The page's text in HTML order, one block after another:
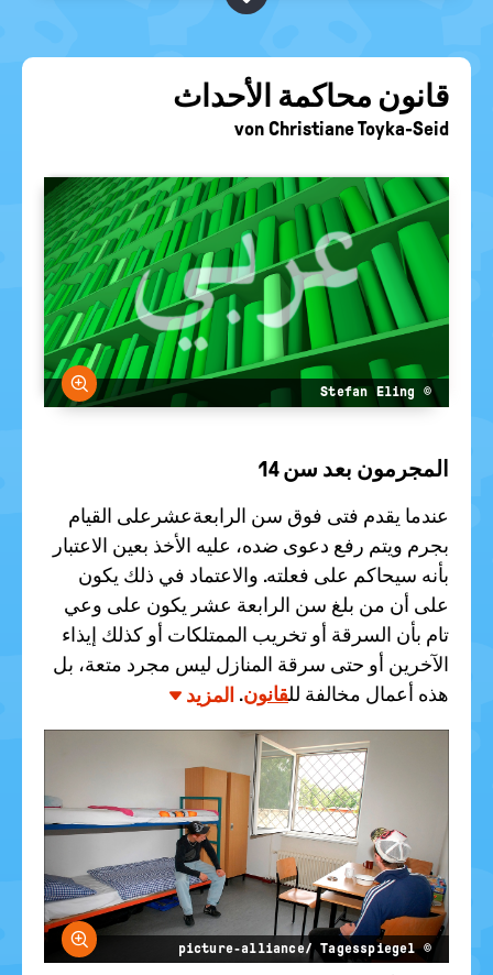
politische
EURE AKTUELLEN FRAGEN...
قانون محاكمة الأحداث
von Christiane Toyka-Seid
© Stefan Eling
المجرمون بعد سن 14
عندما يقدم فتى فوق سن الرابعةعشرعلى القيام
بجرم ويتم رفع دعوى ضده، عليه الأخذ بعين الاعتبار
بأنه سيحاكم على فعلته. والاعتماد في ذلك يكون
على أن من بلغ سن الرابعة عشر يكون على وعي
تام بأن السرقة أو تخريب الممتلكات أو كذلك إيذاء
الآخرين أو حتى سرقة المنازل ليس مجرد متعة، بل
هذه أعمال مخالفة للقانون. المزيد
© picture-alliance/ Tagesspiegel